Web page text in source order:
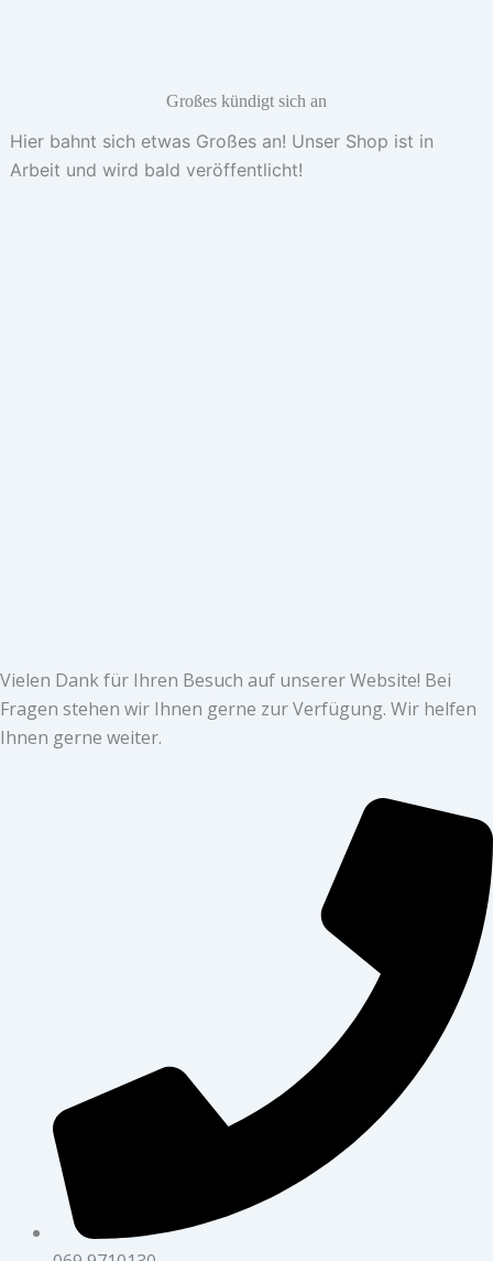
Großes kündigt sich an
Hier bahnt sich etwas Großes an! Unser Shop ist in
Arbeit und wird bald veröffentlicht!
Vielen Dank für Ihren Besuch auf unserer Website! Bei
Fragen stehen wir Ihnen gerne zur Verfügung. Wir helfen
Ihnen gerne weiter.